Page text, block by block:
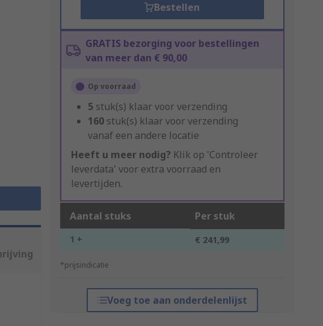
Bestellen
GRATIS bezorging voor bestellingen
van meer dan € 90,00
Op voorraad
5 stuk(s) klaar voor verzending
160 stuk(s) klaar voor verzending
vanaf een andere locatie
Heeft u meer nodig? Klik op 'Controleer
leverdata' voor extra voorraad en
levertijden.
Aantal stuks Per stuk
1 + € 241,99
*prijsindicatie
Voeg toe aan onderdelenlijst